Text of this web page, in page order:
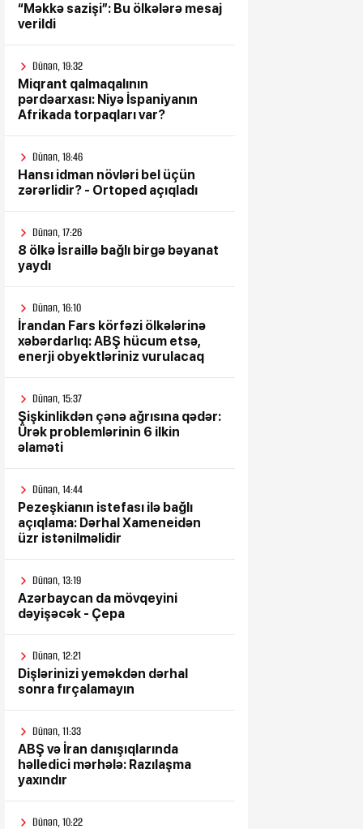
“Məkkə sazişi”: Bu ölkələrə mesaj
verildi
Dünən, 19:32
Miqrant qalmaqalının
pərdəarxası: Niyə İspaniyanın
Afrikada torpaqları var?
Dünən, 18:46
Hansı idman növləri bel üçün
zərərlidir? - Ortoped açıqladı
Dünən, 17:26
8 ölkə İsraillə bağlı birgə bəyanat
yaydı
Dünən, 16:10
İrandan Fars körfəzi ölkələrinə
xəbərdarlıq: ABŞ hücum etsə,
enerji obyektləriniz vurulacaq
Dünən, 15:37
Şişkinlikdən çənə ağrısına qədər:
Ürək problemlərinin 6 ilkin
əlaməti
Dünən, 14:44
Pezeşkianın istefası ilə bağlı
açıqlama: Dərhal Xameneidən
üzr istənilməlidir
Dünən, 13:19
Azərbaycan da mövqeyini
dəyişəcək - Çepa
Dünən, 12:21
Dişlərinizi yeməkdən dərhal
sonra fırçalamayın
Dünən, 11:33
ABŞ və İran danışıqlarında
həlledici mərhələ: Razılaşma
yaxındır
Dünən, 10:22